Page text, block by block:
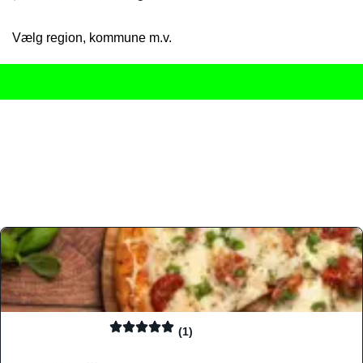
Vælg region, kommune m.v.
(1)